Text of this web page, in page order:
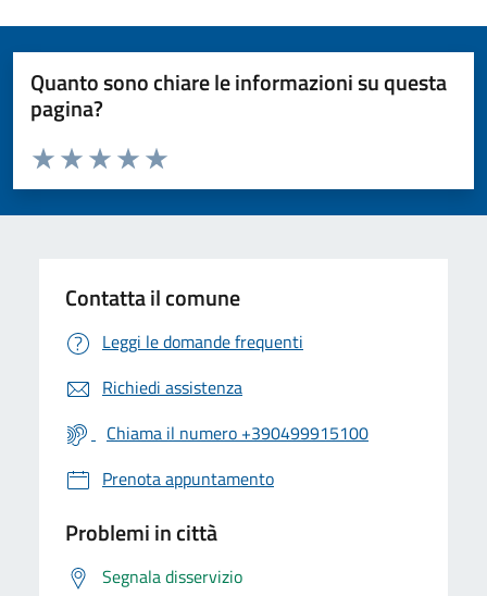
Quanto sono chiare le informazioni su questa
pagina?
Valuta da 1 a 5 stelle la pagina
Valuta 5 stelle su 5
Valuta 4 stelle su 5
Valuta 3 stelle su 5
Valuta 2 stelle su 5
Valuta 1 stelle su 5
Contatta il comune
Leggi le domande frequenti
Richiedi assistenza
Chiama il numero +390499915100
Prenota appuntamento
Problemi in città
Segnala disservizio